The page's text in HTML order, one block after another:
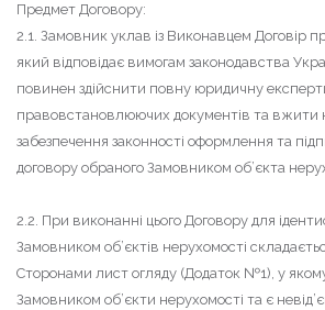
Предмет Договору:
2.1. Замовник уклав із Виконавцем Договір
який відповідає вимогам законодавства
повинен здійснити повну юридичну
правовстановлюючих документів та вжити
забезпечення законності оформлення та
договору обраного Замовником об’єкта
2.2. При виконанні цього Договору для
Замовником об’єктів нерухомості
Сторонами лист огляду (Додаток №1), у
Замовником об’єкти нерухомості та є